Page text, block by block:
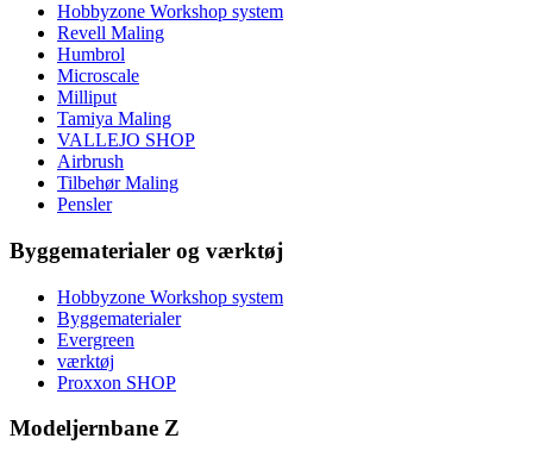
Hobbyzone Workshop system
Revell Maling
Humbrol
Microscale
Milliput
Tamiya Maling
VALLEJO SHOP
Airbrush
Tilbehør Maling
Pensler
Byggematerialer og værktøj
Hobbyzone Workshop system
Byggematerialer
Evergreen
værktøj
Proxxon SHOP
Modeljernbane Z